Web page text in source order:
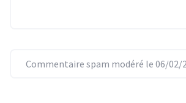
Commentaire spam modéré le 06/02/